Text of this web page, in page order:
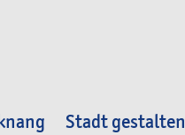
Stadt gestalten